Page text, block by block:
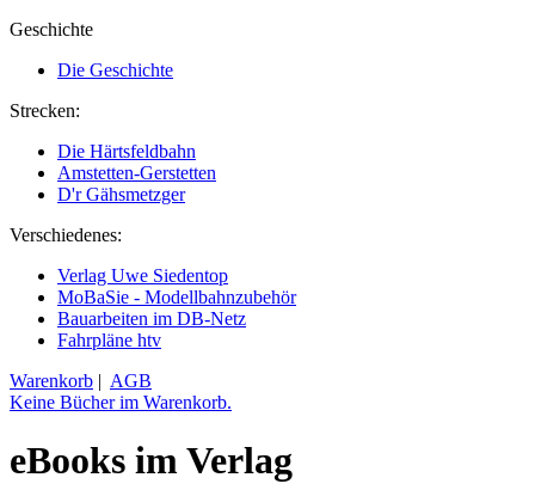
Geschichte
Die Geschichte
Strecken:
Die Härtsfeldbahn
Amstetten-Gerstetten
D'r Gähsmetzger
Verschiedenes:
Verlag Uwe Siedentop
MoBaSie - Modellbahnzubehör
Bauarbeiten im DB-Netz
Fahrpläne htv
Warenkorb | AGB
Keine Bücher im Warenkorb.
eBooks im Verlag